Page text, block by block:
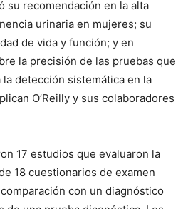
su recomendación en la alta
urinaria en mujeres; su
de vida y función; y en
la precisión de las pruebas que
detección sistemática en la
O’Reilly y sus colaboradores
17 estudios que evaluaron la
18 cuestionarios de examen
con un diagnóstico